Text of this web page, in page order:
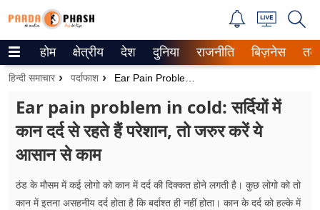
Trending on Google News
वेब स्टोरीज
उत्तर प्रदेश
गैलरी
होम क्षेत्रीय देश दुनिया राजनीति बिज़नेस
हिन्दी समाचार पर्दाफाश
Ear pain problem in cold: सर्दियों में
कान दर्द से रहते हैं परेशान, तो जरुर करें ये
आसान से काम
ठंड के मौसम में कई लोगो को कान में दर्द की दिक्कत होने लगती है। कुछ लोगो को तो
कान में इतना असहनीय दर्द होता है कि बर्दाश्त ही नहीं होता। कान के दर्द को हल्के में